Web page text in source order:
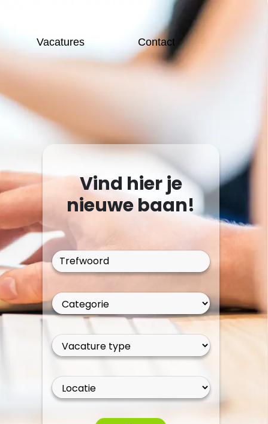
Vacatures Contact
Vind hier je
nieuwe baan!